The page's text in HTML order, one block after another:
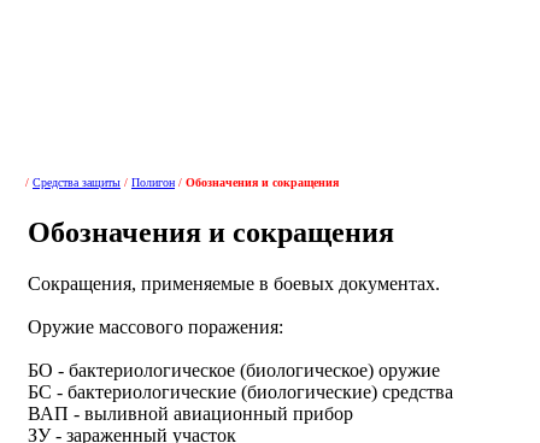
/ Средства защиты / Полигон / Обозначения и сокращения
Обозначения и сокращения
Сокращения, применяемые в боевых документах.
Оружие массового поражения:
БО - бактериологическое (биологическое) оружие
БС - бактериологические (биологические) средства
ВАП - выливной авиационный прибор
ЗУ - зараженный участок